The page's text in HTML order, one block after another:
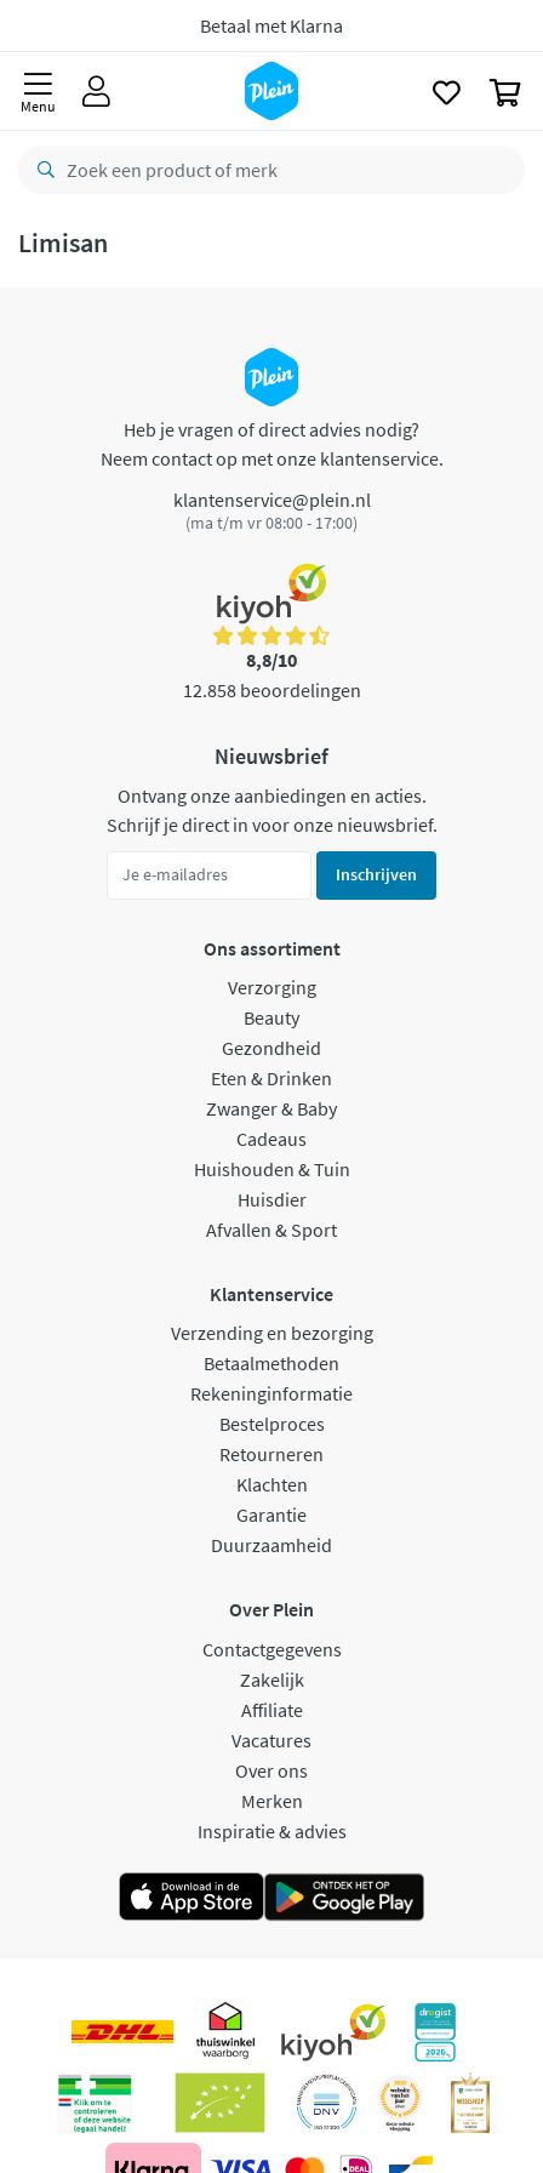
Betaal met Klarna
Menu
Limisan
Heb je vragen of direct advies nodig?
Neem contact op met onze klantenservice.
klantenservice@plein.nl
(ma t/m vr 08:00 - 17:00)
8,8/10
12.858 beoordelingen
Nieuwsbrief
Ontvang onze aanbiedingen en acties.
Schrijf je direct in voor onze nieuwsbrief.
Inschrijven
Ons assortiment
Verzorging
Beauty
Gezondheid
Eten & Drinken
Zwanger & Baby
Cadeaus
Huishouden & Tuin
Huisdier
Afvallen & Sport
Klantenservice
Verzending en bezorging
Betaalmethoden
Rekeninginformatie
Bestelproces
Retourneren
Klachten
Garantie
Duurzaamheid
Over Plein
Contactgegevens
Zakelijk
Affiliate
Vacatures
Over ons
Merken
Inspiratie & advies